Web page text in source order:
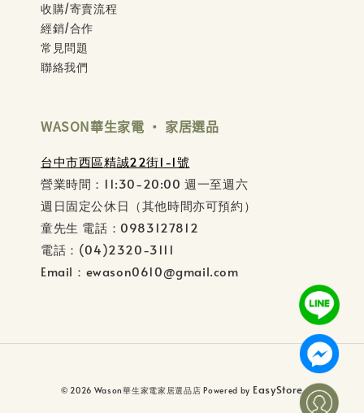
收購/寄賣流程
經銷/合作
常見問題
聯絡我們
WASON華生家電 ‧ 家居選品
台中市西區精誠22街1-1號
營業時間：11:30-20:00 週一至週六
週日固定公休日（其他時間亦可預約）
童先生 電話：0983127812
電話：(04)2320-3111
Email：ewason0610@gmail.com
© 2026 Wason華生家電家居選品店 Powered by EasyStore